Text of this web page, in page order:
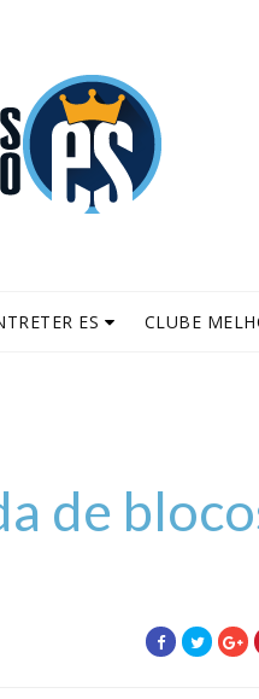
ES CLUBE
de